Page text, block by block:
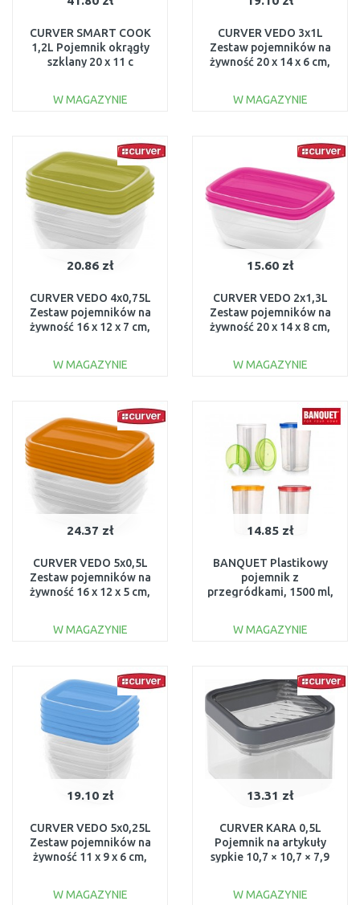
CURVER SMART COOK
1,2L Pojemnik okrągły
szklany 20 x 11 c
W MAGAZYNIE
Do porównania
CURVER VEDO 3x1L
Zestaw pojemników na
żywność 20 x 14 x 6 cm,
W MAGAZYNIE
Do porównania
20.86 zł
CURVER VEDO 4x0,75L
Zestaw pojemników na
żywność 16 x 12 x 7 cm,
W MAGAZYNIE
Do porównania
15.60 zł
CURVER VEDO 2x1,3L
Zestaw pojemników na
żywność 20 x 14 x 8 cm,
W MAGAZYNIE
Do porównania
24.37 zł
CURVER VEDO 5x0,5L
Zestaw pojemników na
żywność 16 x 12 x 5 cm,
W MAGAZYNIE
Do porównania
14.85 zł
BANQUET Plastikowy
pojemnik z
przegródkami, 1500 ml,
W MAGAZYNIE
Do porównania
19.10 zł
CURVER VEDO 5x0,25L
Zestaw pojemników na
żywność 11 x 9 x 6 cm,
W MAGAZYNIE
13.31 zł
CURVER KARA 0,5L
Pojemnik na artykuły
sypkie 10,7 × 10,7 × 7,9
W MAGAZYNIE